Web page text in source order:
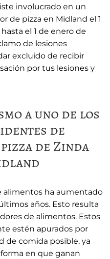
involucrado en un
de pizza en Midland el 1
el 1 de enero de
de lesiones
excluido de recibir
por tus lesiones y
a uno de los
de
de Zinda
alimentos ha aumentado
años. Esto resulta
de alimentos. Estos
estén apurados por
de comida posible, ya
en que ganan